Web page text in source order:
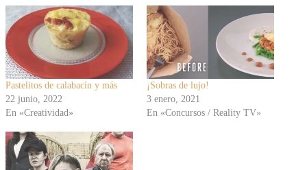
Pastelitos de calabacín y más
22 junio, 2022
En «Creatividad»
¡Sobras de lujo!
3 enero, 2021
En «Concursos / Reality TV»